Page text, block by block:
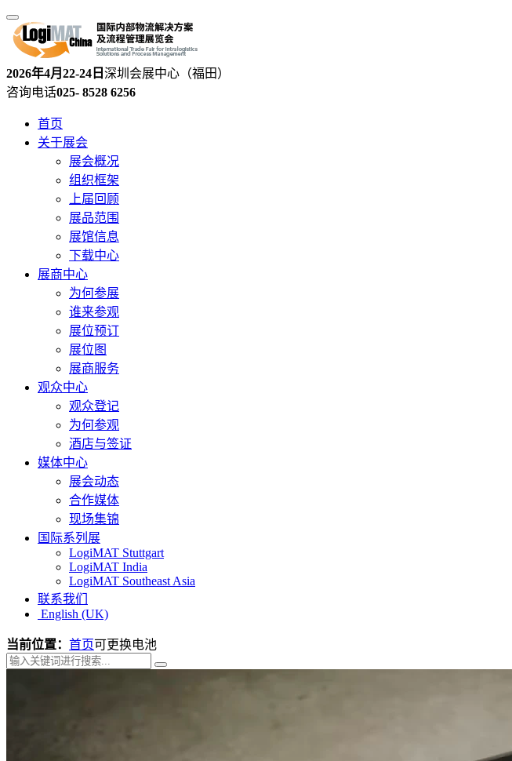
2026年4月22-24日 深圳会展中心（福田）
咨询电话025- 8528 6256
首页
关于展会
展会概况
组织框架
上届回顾
展品范围
展馆信息
下载中心
展商中心
为何参展
谁来参观
展位预订
展位图
展商服务
观众中心
观众登记
为何参观
酒店与签证
媒体中心
展会动态
合作媒体
现场集锦
国际系列展
LogiMAT Stuttgart
LogiMAT India
LogiMAT Southeast Asia
联系我们
English (UK)
当前位置： 首页可更换电池